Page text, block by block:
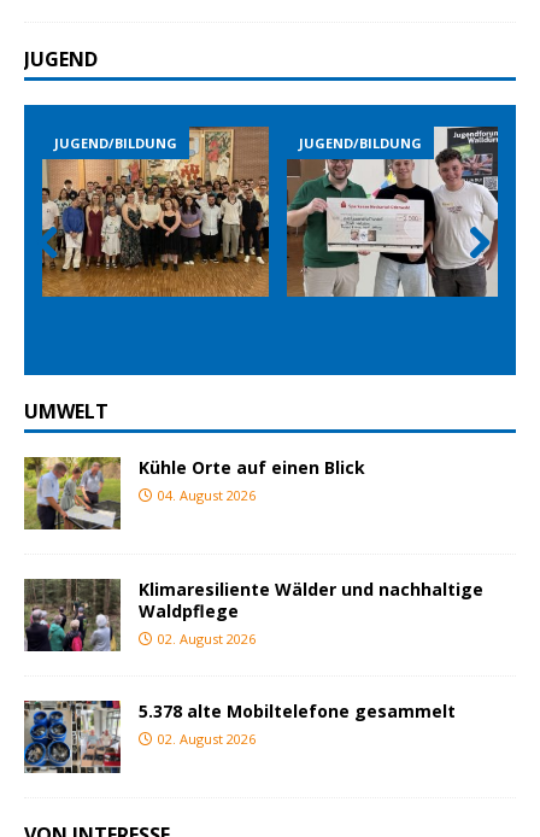
JUGEND
JUGEND/BILDUNG JUGEND/BILDUNG
Prev
ious
Nex
t
UMWELT
Kühle Orte auf einen Blick
04. August 2026
Klimaresiliente Wälder und nachhaltige
Waldpflege
02. August 2026
5.378 alte Mobiltelefone gesammelt
02. August 2026